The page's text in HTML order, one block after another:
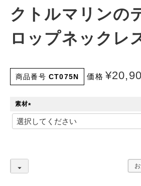
クトルマリンの
ロップネックレ
商品番号 CT075N 価格 ¥
素材
(
必